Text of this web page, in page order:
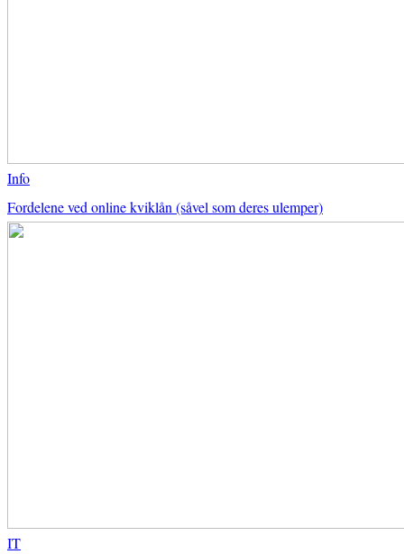
Info
Fordelene ved online kviklån (såvel som deres ulemper)
IT